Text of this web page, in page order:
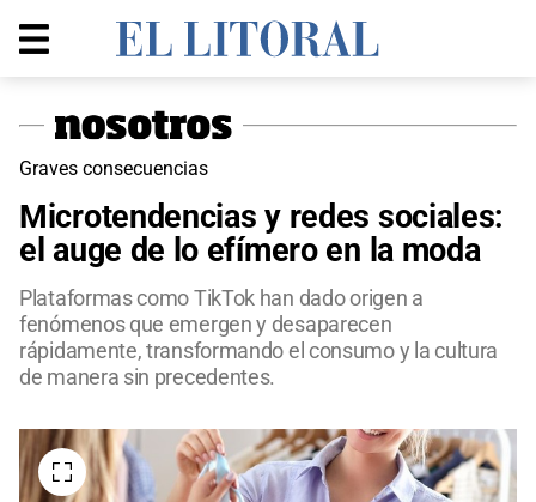
Graves consecuencias
Microtendencias y redes sociales:
el auge de lo efímero en la moda
Plataformas como TikTok han dado origen a
fenómenos que emergen y desaparecen
rápidamente, transformando el consumo y la cultura
de manera sin precedentes.